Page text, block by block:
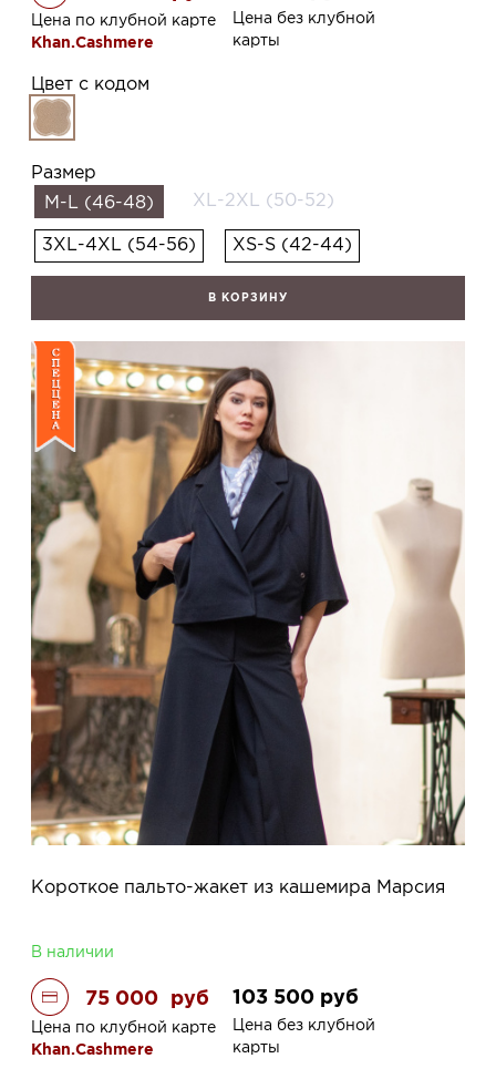
Цена по клубной карте
Khan.Cashmere
Цена без клубной
карты
Цвет с кодом
Размер
M-L (46-48)
XL-2XL (50-52)
3XL-4XL (54-56) XS-S (42-44)
В КОРЗИНУ
Короткое пальто-жакет из кашемира Марсия
В наличии
75 000 руб
Цена по клубной карте
Khan.Cashmere
103 500 руб
Цена без клубной
карты